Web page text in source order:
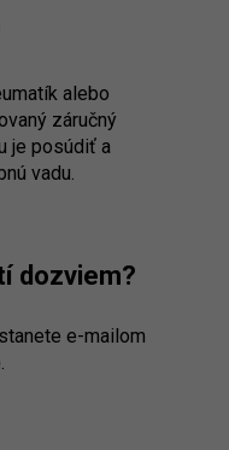
alebo
záručný
je posúdiť a
vadu.
dozviem?
e-mailom